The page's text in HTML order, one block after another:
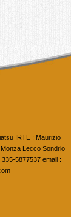
IRTE : Maurizio
Lecco Sondrio
5877537 email :